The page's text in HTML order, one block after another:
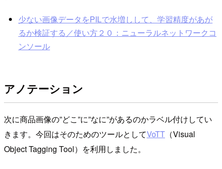
少ない画像データをPILで水増しして、学習精度があが
るか検証する／使い方２０：ニューラルネットワークコ
ンソール
アノテーション
次に商品画像の”どこ”に”なに”があるのかラベル付けしてい
きます。今回はそのためのツールとしてVoTT （Visual
Object Tagging Tool）を利用しました。